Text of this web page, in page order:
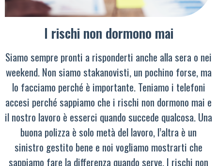
I rischi non dormono mai
Siamo sempre pronti a risponderti anche alla sera o nei
weekend. Non siamo stakanovisti, un pochino forse, ma
lo facciamo perché è importante. Teniamo i telefoni
accesi perché sappiamo che i rischi non dormono mai e
il nostro lavoro è esserci quando succede qualcosa. Una
buona polizza è solo metà del lavoro, l’altra è un
sinistro gestito bene e noi vogliamo mostrarti che
sappiamo fare la differenza quando serve. I rischi non